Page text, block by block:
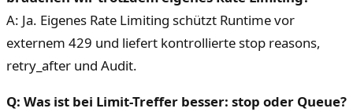
A: Ja. Eigenes Rate Limiting schützt Runtime vor
externem 429 und liefert kontrollierte stop reasons,
retry_after und Audit.
Q: Was ist bei Limit-Treffer besser: stop oder Queue?